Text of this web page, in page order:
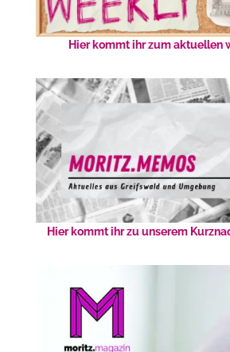
Hier kommt ihr zum aktuellen
Hier kommt ihr zu unserem